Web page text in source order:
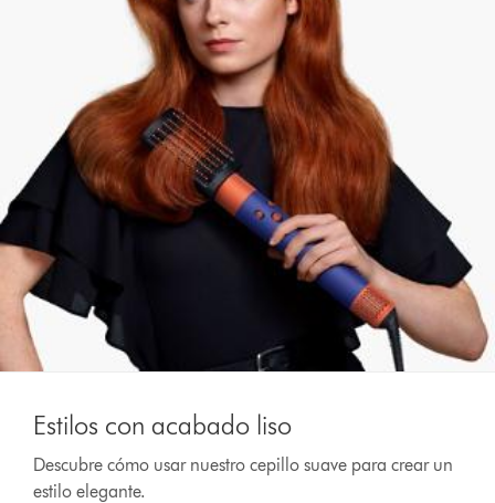
Estilos con acabado liso
Descubre cómo usar nuestro cepillo suave para crear un
estilo elegante.